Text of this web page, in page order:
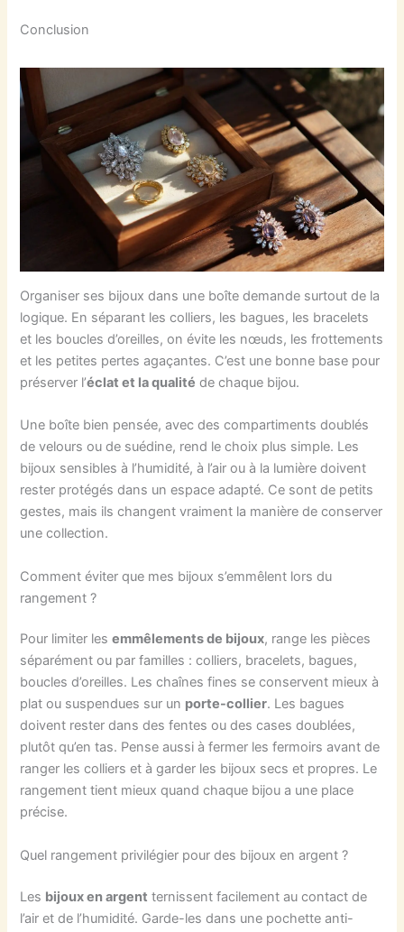
Conclusion
Organiser ses bijoux dans une boîte demande surtout de la
logique. En séparant les colliers, les bagues, les bracelets
et les boucles d’oreilles, on évite les nœuds, les frottements
et les petites pertes agaçantes. C’est une bonne base pour
préserver l’éclat et la qualité de chaque bijou.
Une boîte bien pensée, avec des compartiments doublés
de velours ou de suédine, rend le choix plus simple. Les
bijoux sensibles à l’humidité, à l’air ou à la lumière doivent
rester protégés dans un espace adapté. Ce sont de petits
gestes, mais ils changent vraiment la manière de conserver
une collection.
Comment éviter que mes bijoux s’emmêlent lors du
rangement ?
Pour limiter lesemmêlements de bijoux, range les pièces
séparément ou par familles : colliers, bracelets, bagues,
boucles d’oreilles. Les chaînes fines se conservent mieux à
plat ou suspendues sur un porte-collier. Les bagues
doivent rester dans des fentes ou des cases doublées,
plutôt qu’en tas. Pense aussi à fermer les fermoirs avant de
ranger les colliers et à garder les bijoux secs et propres. Le
rangement tient mieux quand chaque bijou a une place
précise.
Quel rangement privilégier pour des bijoux en argent ?
Les bijoux en argent ternissent facilement au contact de
l’air et de l’humidité. Garde-les dans une pochette anti-